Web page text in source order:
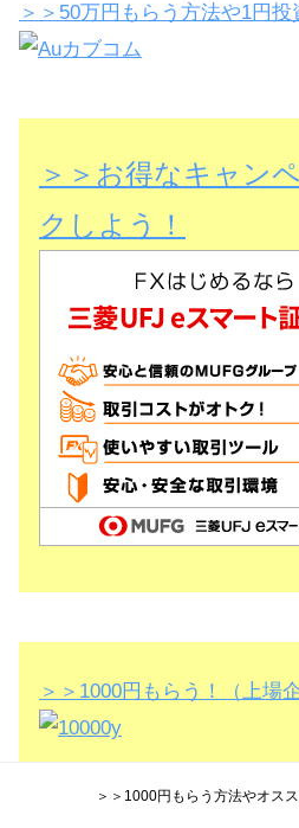
＞＞50万円もらう方法や1円
＞＞お得なキャン
クしよう！
＞＞1000円もらう！（上場
＞＞1000円もらう方法やオス